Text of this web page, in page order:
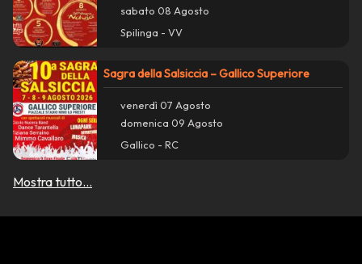
sabato 08 Agosto
Spilinga - VV
Sagra della Salsiccia – Gallico Superiore
venerdì 07 Agosto
domenica 09 Agosto
Gallico - RC
Mostra tutto...